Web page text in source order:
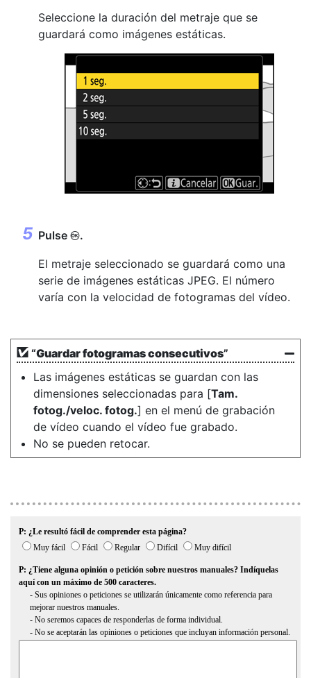
Seleccione la duración del metraje que se
guardará como imágenes estáticas.
Pulse J.
El metraje seleccionado se guardará como una
serie de imágenes estáticas JPEG. El número
varía con la velocidad de fotogramas del vídeo.
“Guardar fotogramas consecutivos”
Las imágenes estáticas se guardan con las
dimensiones seleccionadas para [Tam.
fotog./veloc. fotog.] en el menú de grabación
de vídeo cuando el vídeo fue grabado.
No se pueden retocar.